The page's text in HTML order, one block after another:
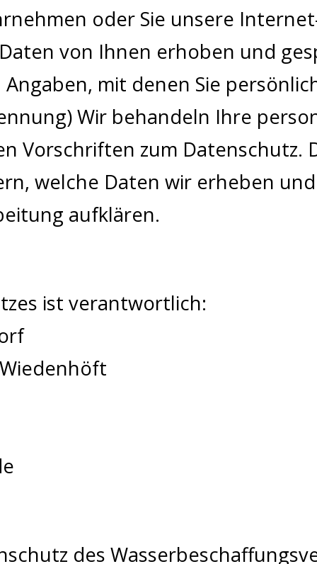
oder Sie unsere
von Ihnen erhoben und
mit denen Sie
Wir behandeln Ihre
Vorschriften zum Datenschutz.
welche Daten wir erheben
aufklären.
ist verantwortlich:
des